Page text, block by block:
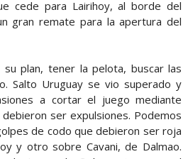
cede para Lairihoy, al borde del
gran remate para la apertura del
su plan, tener la pelota, buscar las
Salto Uruguay se vio superado y
a cortar el juego mediante
ser expulsiones. Podemos
de codo que debieron ser roja
y otro sobre Cavani, de Dalmao.